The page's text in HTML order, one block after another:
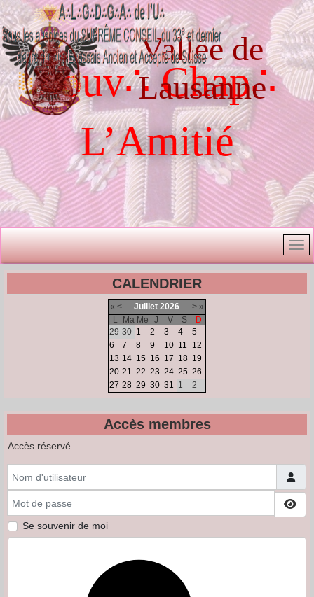
Souv∴ Chap∴
L’Amitié
Vallée de
Lausanne
CALENDRIER
« < Juillet 2026 > »
L
Ma Me J V S
D
29 30 1 2 3 4
5
6
7 8 9 10 11
12
13 14 15 16 17 18 19
20 21 22 23 24 25 26
27 28 29 30 31 1 2
Accès membres
Accès réservé ...
Se souvenir de moi